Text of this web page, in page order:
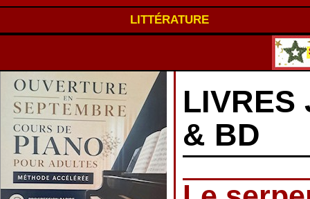
LITTÉRATURE
LIVRES
& BD